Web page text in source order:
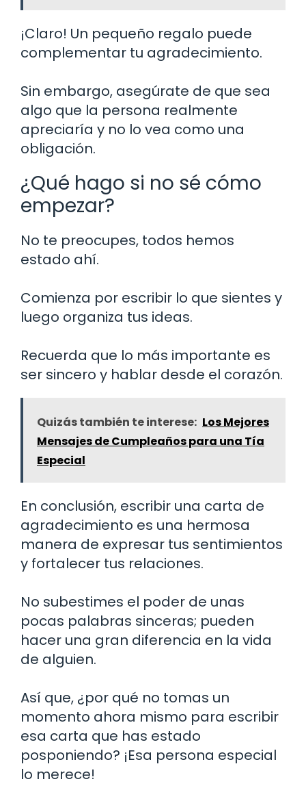
¡Claro! Un pequeño regalo puede
complementar tu agradecimiento.
Sin embargo, asegúrate de que sea
algo que la persona realmente
apreciaría y no lo vea como una
obligación.
¿Qué hago si no sé cómo
empezar?
No te preocupes, todos hemos
estado ahí.
Comienza por escribir lo que sientes y
luego organiza tus ideas.
Recuerda que lo más importante es
ser sincero y hablar desde el corazón.
Quizás también te interese: Los Mejores
Mensajes de Cumpleaños para una Tía
Especial
En conclusión, escribir una carta de
agradecimiento es una hermosa
manera de expresar tus sentimientos
y fortalecer tus relaciones.
No subestimes el poder de unas
pocas palabras sinceras; pueden
hacer una gran diferencia en la vida
de alguien.
Así que, ¿por qué no tomas un
momento ahora mismo para escribir
esa carta que has estado
posponiendo? ¡Esa persona especial
lo merece!